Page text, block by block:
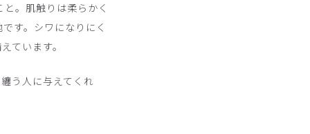
。肌触りは柔らかく
す。シワになりにく
ています。
う人に与えてくれ